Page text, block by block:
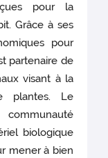
pour la
Grâce à ses
pour
partenaire de
visant à la
plantes. Le
biologique
mener à bien